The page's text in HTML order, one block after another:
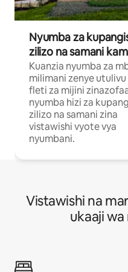
Nyumba za
zilizo na samani
Kuanzia nyumba za
milimani zenye utulivu
fleti za mijini
nyumba hizi za
zilizo na samani zina
vistawishi vyote vya
nyumbani.
Vistawishi na
ukaaji